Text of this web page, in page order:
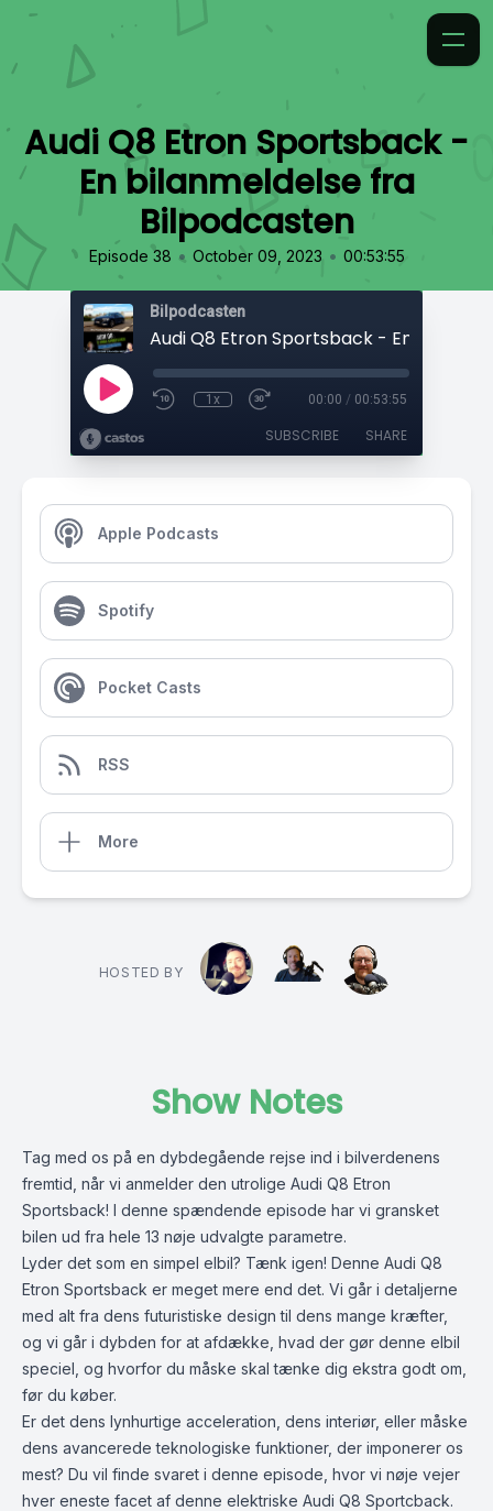
Audi Q8 Etron Sportsback -
En bilanmeldelse fra
Bilpodcasten
Episode 38 • October 09, 2023 • 00:53:55
Bilpodcasten
1x 00:00 / 00:53:55
SUBSCRIBE SHARE
Apple Podcasts
Spotify
Pocket Casts
RSS
More
HOSTED BY
Show Notes
Tag med os på en dybdegående rejse ind i bilverdenens
fremtid, når vi anmelder den utrolige Audi Q8 Etron
Sportsback! I denne spændende episode har vi gransket
bilen ud fra hele 13 nøje udvalgte parametre.
Lyder det som en simpel elbil? Tænk igen! Denne Audi Q8
Etron Sportsback er meget mere end det. Vi går i detaljerne
med alt fra dens futuristiske design til dens mange kræfter,
og vi går i dybden for at afdække, hvad der gør denne elbil
speciel, og hvorfor du måske skal tænke dig ekstra godt om,
før du køber.
Er det dens lynhurtige acceleration, dens interiør, eller måske
dens avancerede teknologiske funktioner, der imponerer os
mest? Du vil finde svaret i denne episode, hvor vi nøje vejer
hver eneste facet af denne elektriske Audi Q8 Sportcback.